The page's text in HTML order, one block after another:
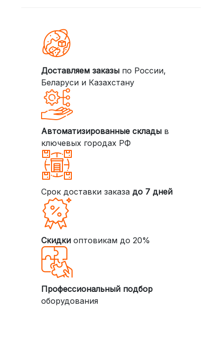
Доставляем заказыпо России,
Беларуси и Казахстану
Автоматизированные складыв
ключевых городах РФ
Срок доставки заказа до 7 дней
Скидкиоптовикам до 20%
Профессиональный подбор
оборудования